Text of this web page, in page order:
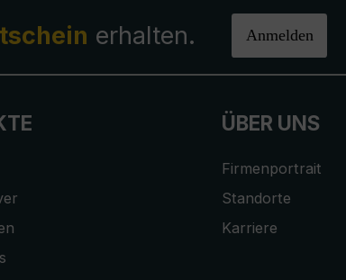
erhalten. Anmelden
ÜBER UNS
Firmenportrait
Standorte
Karriere